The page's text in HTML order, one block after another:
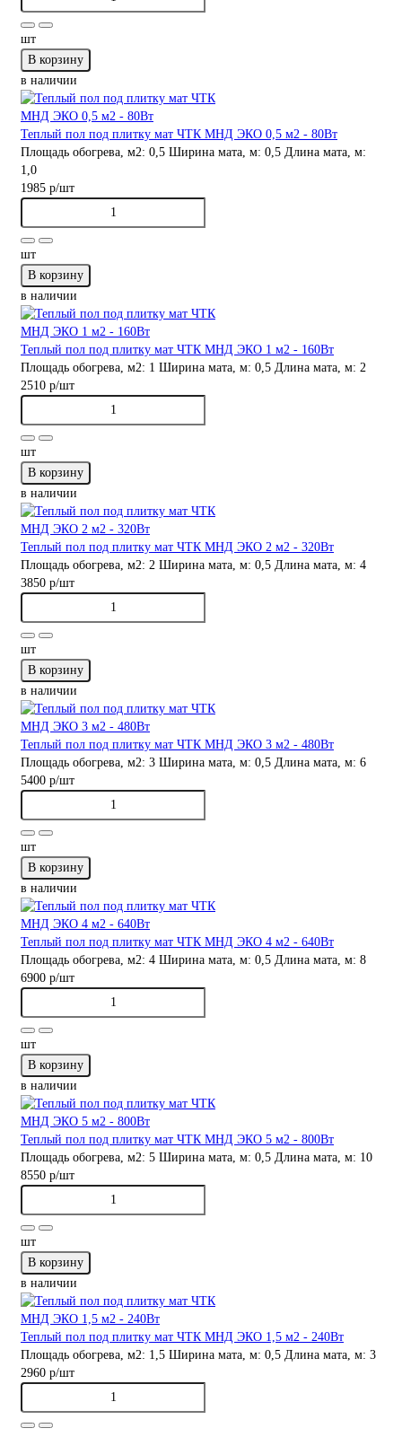
шт
В корзину
в наличии
Теплый пол под плитку мат ЧТК МНД ЭКО 0,5 м2 - 80Вт
Площадь обогрева, м2: 0,5 Ширина мата, м: 0,5 Длина мата, м:
1,0
1985 р/шт
шт
В корзину
в наличии
Теплый пол под плитку мат ЧТК МНД ЭКО 1 м2 - 160Вт
Площадь обогрева, м2: 1 Ширина мата, м: 0,5 Длина мата, м: 2
2510 р/шт
шт
В корзину
в наличии
Теплый пол под плитку мат ЧТК МНД ЭКО 2 м2 - 320Вт
Площадь обогрева, м2: 2 Ширина мата, м: 0,5 Длина мата, м: 4
3850 р/шт
шт
В корзину
в наличии
Теплый пол под плитку мат ЧТК МНД ЭКО 3 м2 - 480Вт
Площадь обогрева, м2: 3 Ширина мата, м: 0,5 Длина мата, м: 6
5400 р/шт
шт
В корзину
в наличии
Теплый пол под плитку мат ЧТК МНД ЭКО 4 м2 - 640Вт
Площадь обогрева, м2: 4 Ширина мата, м: 0,5 Длина мата, м: 8
6900 р/шт
шт
В корзину
в наличии
Теплый пол под плитку мат ЧТК МНД ЭКО 5 м2 - 800Вт
Площадь обогрева, м2: 5 Ширина мата, м: 0,5 Длина мата, м: 10
8550 р/шт
шт
В корзину
в наличии
Теплый пол под плитку мат ЧТК МНД ЭКО 1,5 м2 - 240Вт
Площадь обогрева, м2: 1,5 Ширина мата, м: 0,5 Длина мата, м: 3
2960 р/шт